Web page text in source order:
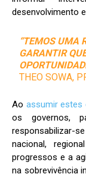
desenvolvimento
“TEMOS UMA
GARANTIR
THEO SOWA,
Ao assumir
os governos,
responsabilizar-
nacional,
progressos e a
na sobrevivência